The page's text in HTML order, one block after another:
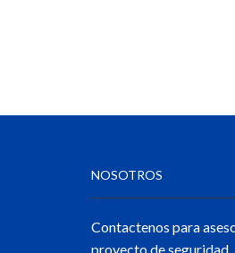
NOSOTROS
Contactenos para
proyecto de seguridad.